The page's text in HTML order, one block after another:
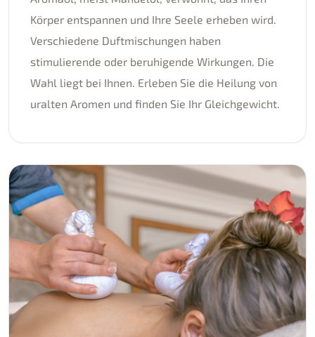
Körper entspannen und Ihre Seele erheben wird.
Verschiedene Duftmischungen haben
stimulierende oder beruhigende Wirkungen. Die
Wahl liegt bei Ihnen. Erleben Sie die Heilung von
uralten Aromen und finden Sie Ihr Gleichgewicht.